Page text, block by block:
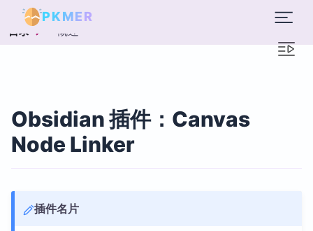
PKMER
目录 概述
Obsidian 插件：Canvas
Node Linker
插件名片